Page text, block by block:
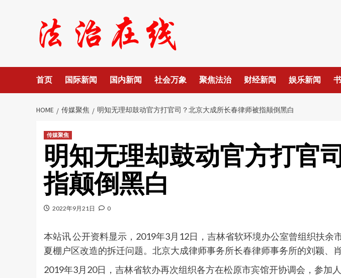
首页 国际新闻 国内新闻 社会万象 聚焦法治 财经新闻 娱乐新闻
HOME 传媒聚焦 明知无理却鼓动官方打官司？北京大成所长春律师被指颠倒黑白
传媒聚焦
明知无理却鼓动官方打官
指颠倒黑白
2022年9月21日 0
本站讯 公开资料显示，2019年3月12日，吉林省软环境办公室曾组织扶
夏棚户区改造的拆迁问题。北京大成律师事务所长春律师事务所的刘颖、
2019年3月20日，吉林省软办再次组织各方在松原市宾馆开协调会，参